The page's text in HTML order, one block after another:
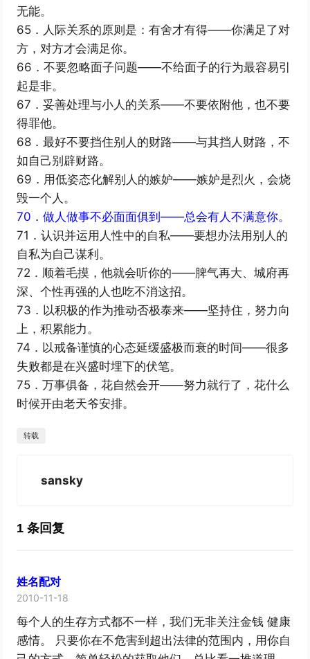
无能。
65．人际关系的原则是：有舍才有得——你满足了对
方，对方才会满足你。
66．不要忽略面子问题——不给面子的行为最容易引
起是非。
67．妥善处理与小人的关系——不要依附他，也不要
得罪他。
68．最好不要挡住别人的财路——与其挡人财路，不
如自己别辟财路。
69．用低姿态化解别人的嫉妒——嫉妒是烈火，会烧
毁一个人。
70．做人做事不必面面俱到——总会有人不满意你。
71．认识并运用人性中的自私——要想办法用别人的
自私为自己谋利。
72．顺着毛摸，他就会听你的——脾气再大、城府再
深、个性再强的人也吃不消这招。
73．以积极的作为推动否极泰来——坚持住，努力向
上，积累能力。
74．以戒备谨慎的心态延缓盛极而衰的时间——很多
失败都是在兴盛时埋下的伏笔。
75．万事俱备，花自然会开——努力就行了，花什么
时候开由老天爷安排。
转载
sansky
1 条回复
姓名配对
2010-11-18
每个人的生存方式都不一样，我们无非关注金钱 健康
感情。 只要你在不危害到超出法律的范围内，用你自